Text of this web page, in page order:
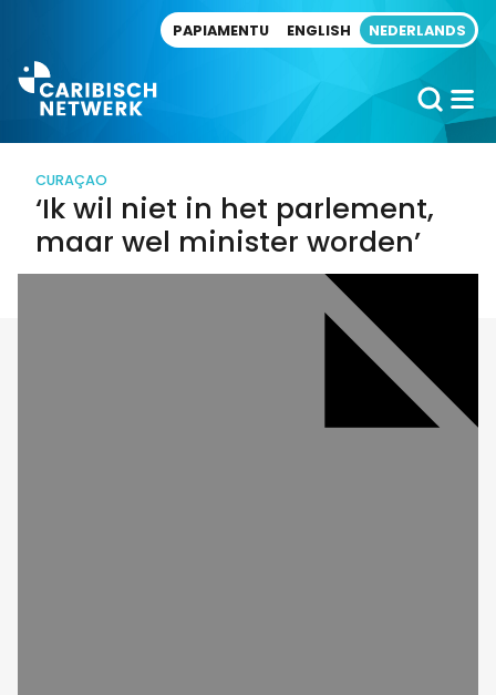
PAPIAMENTU ENGLISH NEDERLANDS
CURAÇAO
‘Ik wil niet in het parlement,
maar wel minister worden’